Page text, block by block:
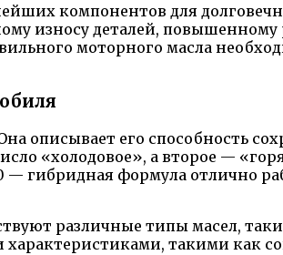
компонентов для
износу деталей,
моторного масла
описывает его способность
«холодовое», а второе —
— гибридная формула отлично
различные типы масел,
такими как